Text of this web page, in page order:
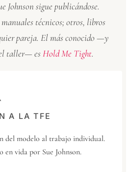
Johnson sigue publicándose.
técnicos; otros, libros
pareja. El más conocido —y
taller— esHold Me Tight.
A LA TFE
del modelo al trabajo individual.
vida por Sue Johnson.